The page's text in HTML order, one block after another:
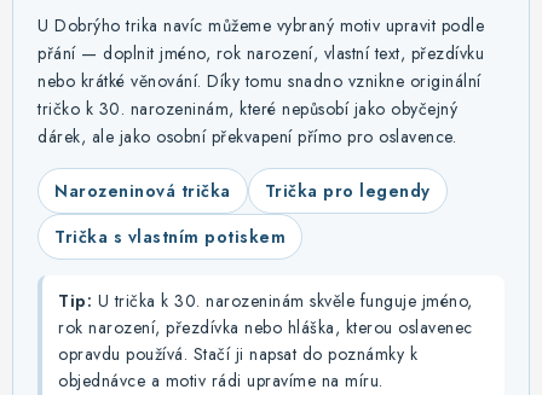
PROVIZNÍ SYSTÉM
O nás Časté otázky
Doprava a platba
Zásady zpracování ochrany osobních údajů
Napište nám
Kontakty
U Dobrýho trika navíc můžeme vybraný motiv upravit podle
přání — doplnit jméno, rok narození, vlastní text, přezdívku
nebo krátké věnování. Díky tomu snadno vznikne originální
tričko k 30. narozeninám, které nepůsobí jako obyčejný
dárek, ale jako osobní překvapení přímo pro oslavence.
Narozeninová trička
Trička pro legendy
Trička s vlastním potiskem
Tip: U trička k 30. narozeninám skvěle funguje jméno,
rok narození, přezdívka nebo hláška, kterou oslavenec
opravdu používá. Stačí ji napsat do poznámky k
objednávce a motiv rádi upravíme na míru.